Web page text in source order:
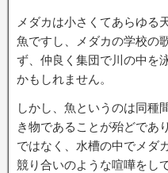
メダカは小さくてあらゆる
魚ですし、メダカの学校の
ず、仲良く集団で川の中を
かもしれません。
しかし、魚というのは同種
き物であることが殆どであ
ではなく、水槽の中でメダ
競り合いのような喧嘩をし